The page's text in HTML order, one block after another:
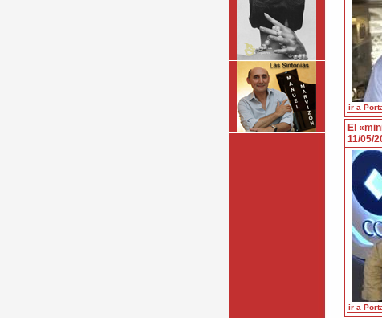
ir a
El
11/05/
ir a